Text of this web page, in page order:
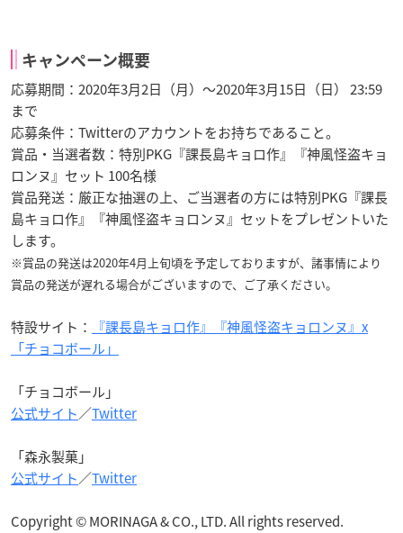
キャンペーン概要
応募期間：2020年3月2日（月）～2020年3月15日（日） 23:59
まで
応募条件：Twitterのアカウントをお持ちであること。
賞品・当選者数：特別PKG『課長島キョロ作』『神風怪盗キョ
ロンヌ』セット 100名様
賞品発送：厳正な抽選の上、ご当選者の方には特別PKG『課長
島キョロ作』『神風怪盗キョロンヌ』セットをプレゼントいた
します。
※賞品の発送は2020年4月上旬頃を予定しておりますが、諸事情により
賞品の発送が遅れる場合がございますので、ご了承ください。
特設サイト：
『課長島キョロ作』『神風怪盗キョロンヌ』x
「チョコボール」
「チョコボール」
公式サイト／Twitter
「森永製菓」
公式サイト／Twitter
Copyright © MORINAGA & CO., LTD. All rights reserved.